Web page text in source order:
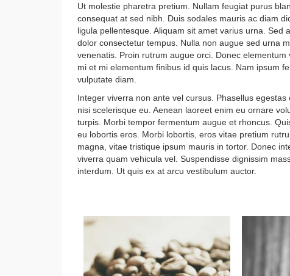
Ut molestie pharetra pretium. Nullam feugiat purus
consequat at sed nibh. Duis sodales mauris ac diam
ligula pellentesque. Aliquam sit amet varius urna.
dolor consectetur tempus. Nulla non augue sed urna
venenatis. Proin rutrum augue orci. Donec
mi et mi elementum finibus id quis lacus. Nam ipsum
vulputate diam.
Integer viverra non ante vel cursus. Phasellus
nisi scelerisque eu. Aenean laoreet enim eu ornare
turpis. Morbi tempor fermentum augue et rhoncus.
eu lobortis eros. Morbi lobortis, eros vitae pretium
magna, vitae tristique ipsum mauris in tortor. Donec
viverra quam vehicula vel. Suspendisse dignissim
interdum. Ut quis ex at arcu vestibulum auctor.